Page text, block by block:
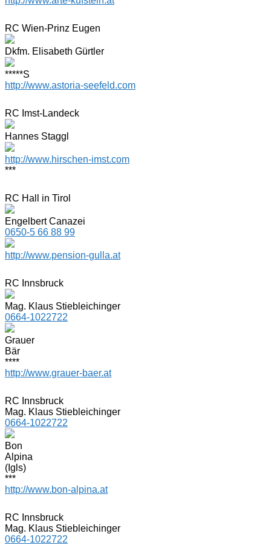
RC Wien-Prinz Eugen
Dkfm. Elisabeth Gürtler
*****S
http://www.astoria-seefeld.com
RC Imst-Landeck
Hannes Staggl
http://www.hirschen-imst.com
***
RC Hall in Tirol
Engelbert Canazei
0650-5 66 88 99
http://www.pension-gulla.at
RC Innsbruck
Mag. Klaus Stiebleichinger
0664-1022722
Grauer
Bär
****
http://www.grauer-baer.at
RC Innsbruck
Mag. Klaus Stiebleichinger
0664-1022722
Bon
Alpina
(Igls)
***
http://www.bon-alpina.at
RC Innsbruck
Mag. Klaus Stiebleichinger
0664-1022722